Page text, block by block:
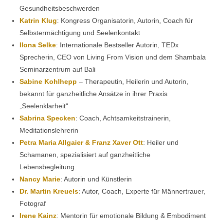
Gesundheitsbeschwerden
Katrin Klug: Kongress Organisatorin, Autorin, Coach für
Selbstermächtigung und Seelenkontakt
Ilona Selke: Internationale Bestseller Autorin, TEDx
Sprecherin, CEO von Living From Vision und dem Shambala
Seminarzentrum auf Bali
Sabine Kohlhepp – Therapeutin, Heilerin und Autorin,
bekannt für ganzheitliche Ansätze in ihrer Praxis
„Seelenklarheit“
Sabrina Specken: Coach, Achtsamkeitstrainerin,
Meditationslehrerin
Petra Maria Allgaier & Franz Xaver Ott: Heiler und
Schamanen, spezialisiert auf ganzheitliche
Lebensbegleitung.
Nancy Marie: Autorin und Künstlerin
Dr. Martin Kreuels: Autor, Coach, Experte für Männertrauer,
Fotograf
Irene Kainz: Mentorin für emotionale Bildung & Embodiment